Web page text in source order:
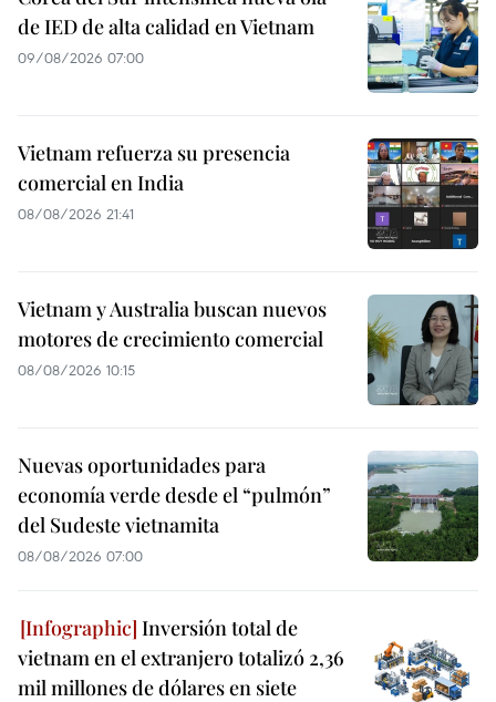
de IED de alta calidad en Vietnam
09/08/2026 07:00
Vietnam refuerza su presencia
comercial en India
08/08/2026 21:41
Vietnam y Australia buscan nuevos
motores de crecimiento comercial
08/08/2026 10:15
Nuevas oportunidades para
economía verde desde el “pulmón”
del Sudeste vietnamita
08/08/2026 07:00
Inversión total de
vietnam en el extranjero totalizó 2,36
mil millones de dólares en siete